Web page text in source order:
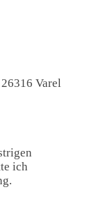
Varel
ich